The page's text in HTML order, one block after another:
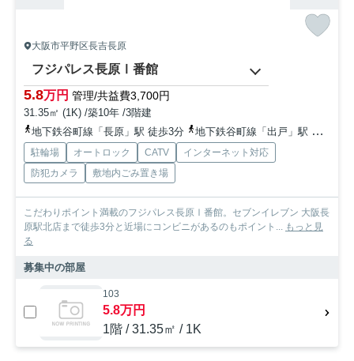
大阪市平野区長吉長原
フジパレス長原Ⅰ番館
5.8万円 管理/共益費3,700円
31.35㎡ (1K) /築10年 /3階建
地下鉄谷町線「長原」駅 徒歩3分
地下鉄谷町線「出戸」駅 徒歩12分
駐輪場 オートロック CATV
インターネット対応
防犯カメラ
敷地内ごみ置き場
こだわりポイント満載のフジパレス長原Ⅰ番館。セブンイレブン 大阪長
原駅北店まで徒歩3分と近場にコンビニがあるのもポイント... もっと見
る
募集中の部屋
103
5.8万円
1階 / 31.35㎡ / 1K